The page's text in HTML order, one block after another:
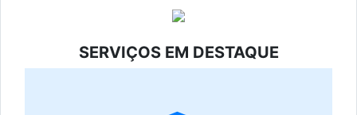
SERVIÇOS EM DESTAQUE